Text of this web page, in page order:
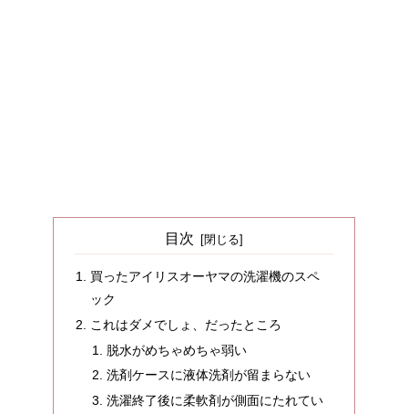
目次
買ったアイリスオーヤマの洗濯機のスペ
ック
これはダメでしょ、だったところ
脱水がめちゃめちゃ弱い
洗剤ケースに液体洗剤が留まらない
洗濯終了後に柔軟剤が側面にたれてい